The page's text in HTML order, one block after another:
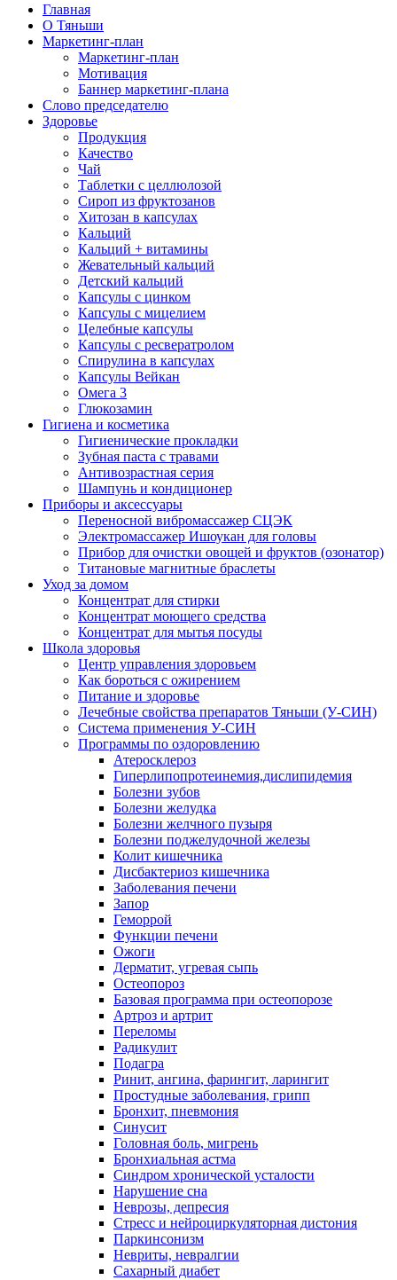
Главная
О Тяньши
Маркетинг-план
Маркетинг-план
Мотивация
Баннер маркетинг-плана
Слово председателю
Здоровье
Продукция
Качество
Чай
Таблетки с целлюлозой
Сироп из фруктозанов
Хитозан в капсулах
Кальций
Кальций + витамины
Жевательный кальций
Детский кальций
Капсулы с цинком
Капсулы с мицелием
Целебные капсулы
Капсулы с ресвератролом
Спирулина в капсулах
Капсулы Вейкан
Омега 3
Глюкозамин
Гигиена и косметика
Гигиенические прокладки
Зубная паста с травами
Антивозрастная серия
Шампунь и кондиционер
Приборы и аксессуары
Переносной вибромассажер СЦЭК
Электромассажер Ишоукан для головы
Прибор для очистки овощей и фруктов (озонатор)
Титановые магнитные браслеты
Уход за домом
Концентрат для стирки
Концентрат моющего средства
Концентрат для мытья посуды
Школа здоровья
Центр управления здоровьем
Как бороться с ожирением
Питание и здоровье
Лечебные свойства препаратов Тяньши (У-СИН)
Система применения У-СИН
Программы по оздоровлению
Атеросклероз
Гиперлипопротеинемия,дислипидемия
Болезни зубов
Болезни желудка
Болезни желчного пузыря
Болезни поджелудочной железы
Колит кишечника
Дисбактериоз кишечника
Заболевания печени
Запор
Геморрой
Функции печени
Ожоги
Дерматит, угревая сыпь
Остеопороз
Базовая программа при остеопорозе
Артроз и артрит
Переломы
Радикулит
Подагра
Ринит, ангина, фарингит, ларингит
Простудные заболевания, грипп
Бронхит, пневмония
Синусит
Головная боль, мигрень
Бронхиальная астма
Синдром хронической усталости
Нарушение сна
Неврозы, депресия
Стресс и нейроциркуляторная дистония
Паркинсонизм
Невриты, невралгии
Сахарный диабет